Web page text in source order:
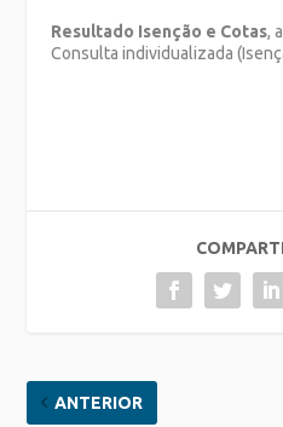
Resultado Isenção e Cotas,
Consulta individualizada
ANTERIOR